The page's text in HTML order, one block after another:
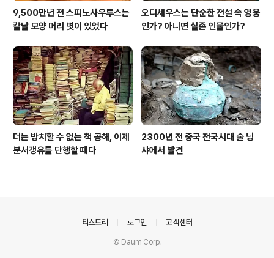
9,500만년 전 스피노사우루스는
칼날 모양 머리 볏이 있었다
오디세우스는 단순한 전설 속 영웅
인가? 아니면 실존 인물인가?
더는 방치할 수 없는 책 공해, 이제
분서갱유를 단행할 때다
2300년 전 중국 전국시대 술 닝
샤에서 발견
티스토리 로그인 고객센터
© Daum Corp.